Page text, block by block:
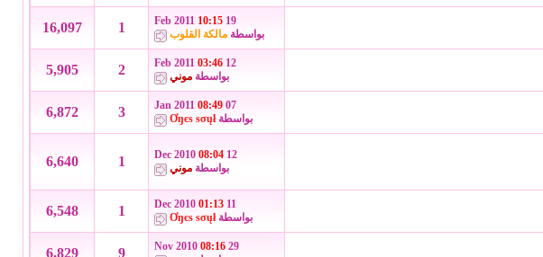
19 Feb 2011
10:15
بواسطة مالكة القلوب 1
16,097
12 Feb 2011
03:46
بواسطة موني 2
5,905
07 Jan 2011
08:49
بواسطةƠŋєѕ ѕσųł
3
6,872
12 Dec 2010
08:04
بواسطة موني 1
6,640
11 Dec 2010
01:13
بواسطةƠŋєѕ ѕσųł
1
6,548
29 Nov 2010
08:16
9
6,829